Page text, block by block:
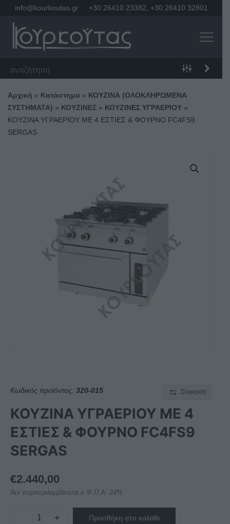
info@kourkoutas.gr +30 26410 23382 +30 26410 32801
Αρχική » Κατάστημα » ΚΟΥΖΙΝΑ (ΟΛΟΚΛΗΡΩΜΕΝΑ
ΣΥΣΤΗΜΑΤΑ) » ΚΟΥΖΙΝΕΣ » ΚΟΥΖΙΝΕΣ ΥΓΡΑΕΡΙΟΥ »
ΚΟΥΖΙΝΑ ΥΓΡΑΕΡΙΟΥ ΜΕ 4 ΕΣΤΙΕΣ & ΦΟΥΡΝΟ FC4FS9
SERGAS
Κωδικός προϊόντος: 320-015 Σύγκριση
ΚΟΥΖΙΝΑ ΥΓΡΑΕΡΙΟΥ ΜΕ 4
ΕΣΤΙΕΣ & ΦΟΥΡΝΟ FC4FS9
SERGAS
€2.440,00
δεν συμπεριλαμβάνεται ο Φ.Π.Α. 24%
+ Προσθήκη στο καλάθι